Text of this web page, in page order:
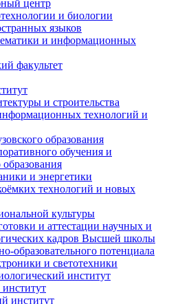
центр
и биологии
языков
и информационных
факультет
и строительства
технологий и
образования
обучения и
и энергетики
технологий и новых
культуры
и аттестации научных и
кадров Высшей школы
образовательного потенциала
и светотехники
институт
институт